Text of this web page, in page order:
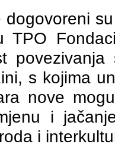
dogovoreni
TPO
povezivanja
s kojima
nove
i
i